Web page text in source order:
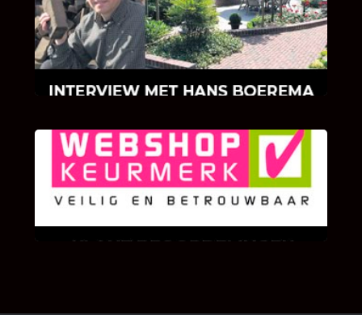
Hoe Bricks and Stones ontstaan is en wat
Hans Boerema motiveert in de wereld van
klinkers en tegels!
KLANT BEOORDELINGEN
We zijn er zeer op gesteld om te weten wat u
als klant van ons en onze diensten vindt.